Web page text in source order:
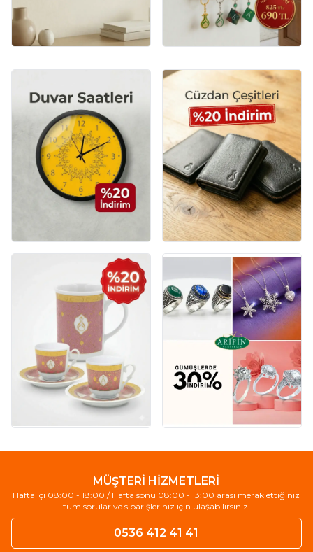
MÜŞTERİ HİZMETLERİ
Hafta içi 08:00 - 18:00 / Hafta sonu 08:00 - 13:00 arası merak ettiğiniz
tüm sorular ve siparişleriniz için ulaşabilirsiniz.
0536 412 41 41